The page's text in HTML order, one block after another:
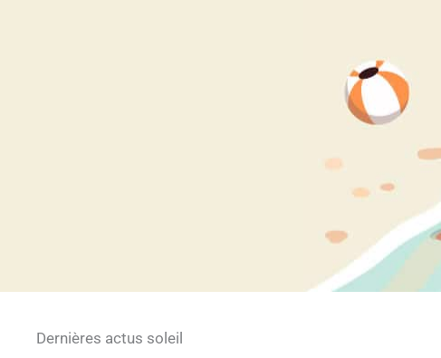
Dernières actus soleil